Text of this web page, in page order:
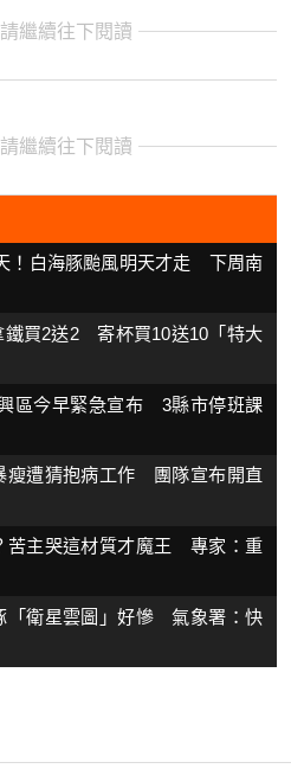
繼續往下閱讀
繼續往下閱讀
！白海豚颱風明天才走 下周南
鐵買2送2 寄杯買10送10「特大
區今早緊急宣布 3縣市停班課
瘦遭猜抱病工作 團隊宣布開直
苦主哭這材質才魔王 專家：重
「衛星雲圖」好慘 氣象署：快